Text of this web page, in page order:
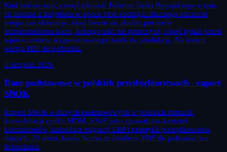
Kod stał się tani, a osąd zdrożał. Felieton Jacka Bugajskiego o tym,
co zostało z inżyniera w epoce vibe codingu: dlaczego odczucie
tempa nas okłamuje, skąd bierze się złudne poczucie
bezpieczeństwa kodu, którego nikt nie przeczytał, i pięć pytań przed
wpuszczeniem wygenerowanego kodu na produkcję. Na końcu
wersja PDF do pobrania.
3 sierpnia 2026
Dane podstawowe w polskich przedsiębiorstwach - raport
SNOK
Raport SNOK o danych podstawowych w polskich firmach:
konsolidacja rynku MDM, KSeF jako sprawdzian kartotek
kontrahentów, kalendarz migracji ERP i praktyka porządkowania
danych. 28 stron, każda liczba ze źródłem, PDF do pobrania bez
formularza.